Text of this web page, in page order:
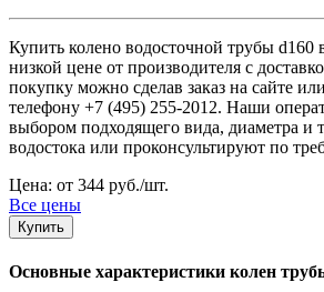
Купить колено водосточной трубы d160
низкой цене от производителя с
покупку можно сделав заказ на сайте
телефону +7 (495) 255-2012. Наши
выбором подходящего вида, диаметра и
водостока или проконсультируют по
Цена: от 344 руб./шт.
Все цены
Купить
Основные характеристики колен